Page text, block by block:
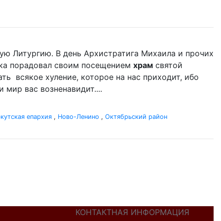
Литургию. В день Архистратига Михаила и прочих
порадовал своим посещением храм святой
всякое хуление, которое на нас приходит, ибо
вас возненавидит....
епархия , Ново-Ленино , Октябрьский район
КОНТАКТНАЯ ИНФОРМАЦИЯ